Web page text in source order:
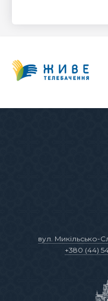
вул. Микільсько-
+380 (44)